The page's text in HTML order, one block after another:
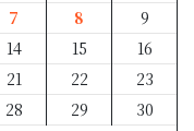
7 8
9
14 15
16
21 22
23
28 29
30